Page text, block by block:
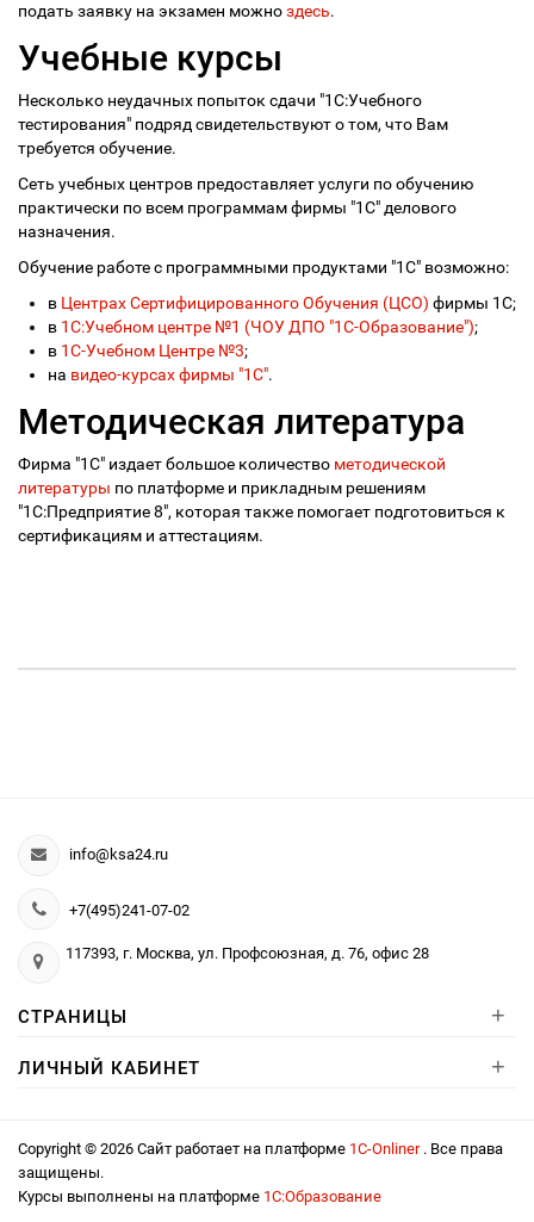
подать заявку на экзамен можноздесь.
Учебные курсы
Несколько неудачных попыток сдачи "1С:Учебного
тестирования" подряд свидетельствуют о том, что Вам
требуется обучение.
Сеть учебных центров предоставляет услуги по обучению
практически по всем программам фирмы "1С" делового
назначения.
Обучение работе с программными продуктами "1С" возможно:
в Центрах Сертифицированного Обучения (ЦСО) фирмы 1С;
в 1С:Учебном центре №1 (ЧОУ ДПО "1С-Образование");
в 1С-Учебном Центре №3;
на видео-курсах фирмы "1С".
Методическая литература
Фирма "1С" издает большое количество методической
литературы по платформе и прикладным решениям
"1С:Предприятие 8", которая также помогает подготовиться к
сертификациям и аттестациям.
info@ksa24.ru
+7(495)241-07-02
117393, г. Москва, ул. Профсоюзная, д. 76, офис 28
СТРАНИЦЫ +
ЛИЧНЫЙ КАБИНЕТ +
Copyright © 2026 Сайт работает на платформе 1С-Onliner . Все права
защищены.
Курсы выполнены на платформе 1С:Образование